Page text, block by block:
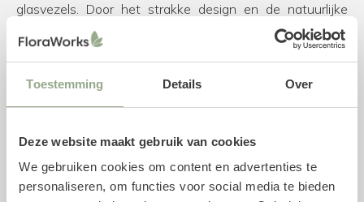
Toestemming Details Over
Deze website maakt gebruik van cookies
We gebruiken cookies om content en advertenties te
personaliseren, om functies voor social media te bieden
glasvezels. Door het strakke design en de natuurlijke
afwerking heeft de pot een moderne en stoere
uitstraling. Doordat de potten vervaardigd zijn uit
fiberclay, zijn ze bijzonder sterk en toch relatief licht van
gewicht. De potten kunnen zowel binnen als buiten
geplaatst worden en zijn uv- en vorstbestendig.
Specificaties pot
Diameter: 16,5 cm
Hoogte: 14 cm